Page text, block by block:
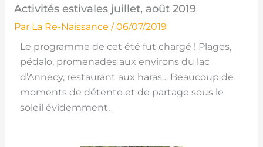
Activités estivales juillet, août 2019
Par La Re-Naissance /06/07/2019
Le programme de cet été fut chargé ! Plages,
pédalo, promenades aux environs du lac
d’Annecy, restaurant aux haras… Beaucoup de
moments de détente et de partage sous le
soleil évidemment.